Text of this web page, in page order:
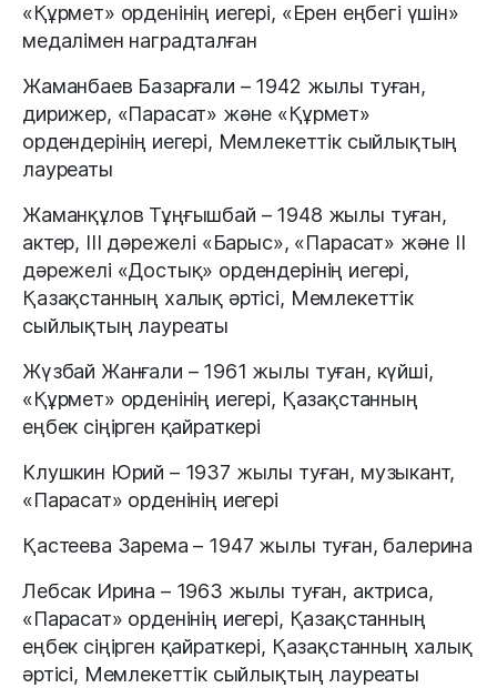
«Құрмет» орденінің иегері, «Ерен еңбегі үшін»
медалімен наградталған
Жаманбаев Базарғали – 1942 жылы туған,
дирижер, «Парасат» және «Құрмет»
ордендерінің иегері, Мемлекеттік сыйлықтың
лауреаты
Жаманқұлов Тұңғышбай – 1948 жылы туған,
актер, III дәрежелі «Барыс», «Парасат» және II
дәрежелі «Достық» ордендерінің иегері,
Қазақстанның халық әртісі, Мемлекеттік
сыйлықтың лауреаты
Жүзбай Жанғали – 1961 жылы туған, күйші,
«Құрмет» орденінің иегері, Қазақстанның
еңбек сіңірген қайраткері
Клушкин Юрий – 1937 жылы туған, музыкант,
«Парасат» орденінің иегері
Қастеева Зарема – 1947 жылы туған, балерина
Лебсак Ирина – 1963 жылы туған, актриса,
«Парасат» орденінің иегері, Қазақстанның
еңбек сіңірген қайраткері, Қазақстанның халық
әртісі, Мемлекеттік сыйлықтың лауреаты